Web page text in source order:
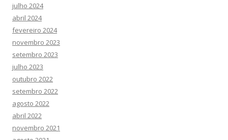
julho 2024
abril 2024
fevereiro 2024
novembro 2023
setembro 2023
julho 2023
outubro 2022
setembro 2022
agosto 2022
abril 2022
novembro 2021